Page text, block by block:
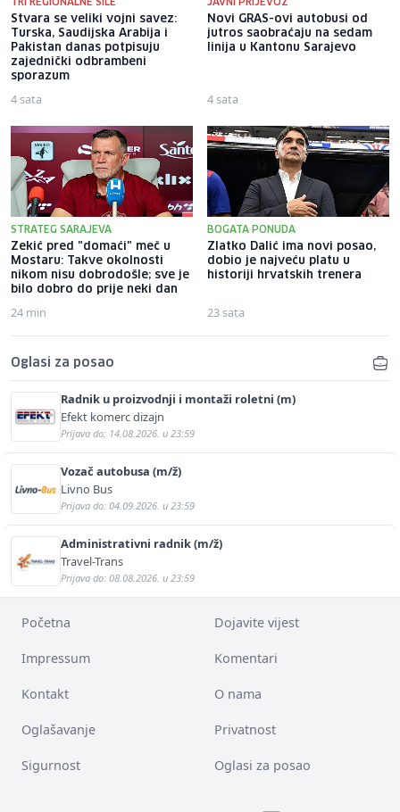
TRI REGIONALNE SILE
Stvara se veliki vojni savez:
Turska, Saudijska Arabija i
Pakistan danas potpisuju
zajednički odbrambeni
sporazum
4 sata
JAVNI PRIJEVOZ
Novi GRAS-ovi autobusi od
jutros saobraćaju na sedam
linija u Kantonu Sarajevo
4 sata
STRATEG SARAJEVA
Zekić pred "domaći" meč u
Mostaru: Takve okolnosti
nikom nisu dobrodošle; sve je
bilo dobro do prije neki dan
24 min
BOGATA PONUDA
Zlatko Dalić ima novi posao,
dobio je najveću platu u
historiji hrvatskih trenera
23 sata
Oglasi za posao
Radnik u proizvodnji i montaži roletni (m)
Efekt komerc dizajn
Prijava do: 14.08.2026. u 23:59
Vozač autobusa (m/ž)
Livno Bus
Prijava do: 04.09.2026. u 23:59
Administrativni radnik (m/ž)
Travel-Trans
Prijava do: 08.08.2026. u 23:59
Početna Dojavite vijest
Impressum Komentari
Kontakt O nama
Oglašavanje Privatnost
Sigurnost Oglasi za posao